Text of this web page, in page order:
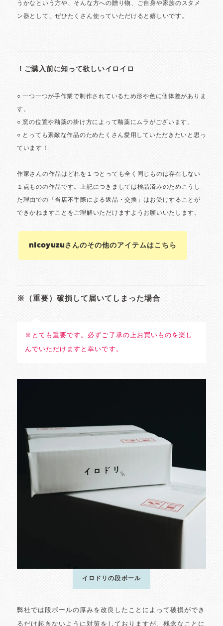
nicoyuzuさんのその他のアイテムはこちら
※（重要）破損して届いてしまった場合
※とても重要です。必ずご了承の上お買いものを楽し
んでいただけますと幸いです。
イロドリの段ボール
弊社では段ボールの厚みを改良したことによって破損ができ
るだけ起きないように対策をしておりますが、残念なことに